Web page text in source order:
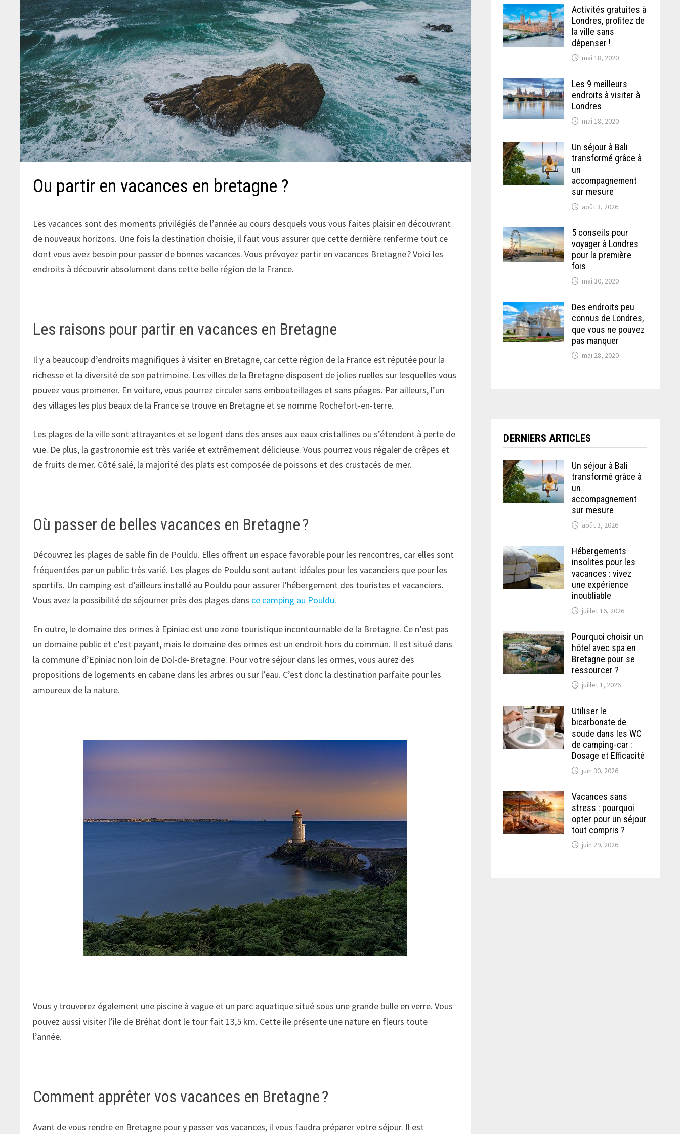
Ou partir en vacances en bretagne ?
Les vacances sont des moments privilégiés de l’année au cours desquels vous vous faites plaisir en découvrant
de nouveaux horizons. Une fois la destination choisie, il faut vous assurer que cette dernière renferme tout ce
dont vous avez besoin pour passer de bonnes vacances. Vous prévoyez partir en vacances Bretagne ? Voici les
endroits à découvrir absolument dans cette belle région de la France.
Les raisons pour partir en vacances en Bretagne
Il y a beaucoup d’endroits magnifiques à visiter en Bretagne, car cette région de la France est réputée pour la
richesse et la diversité de son patrimoine. Les villes de la Bretagne disposent de jolies ruelles sur lesquelles vous
pouvez vous promener. En voiture, vous pourrez circuler sans embouteillages et sans péages. Par ailleurs, l’un
des villages les plus beaux de la France se trouve en Bretagne et se nomme Rochefort-en-terre.
Les plages de la ville sont attrayantes et se logent dans des anses aux eaux cristallines ou s’étendent à perte de
vue. De plus, la gastronomie est très variée et extrêmement délicieuse. Vous pourrez vous régaler de crêpes et
de fruits de mer. Côté salé, la majorité des plats est composée de poissons et des crustacés de mer.
Où passer de belles vacances en Bretagne ?
Découvrez les plages de sable fin de Pouldu. Elles offrent un espace favorable pour les rencontres, car elles sont
fréquentées par un public très varié. Les plages de Pouldu sont autant idéales pour les vacanciers que pour les
sportifs. Un camping est d’ailleurs installé au Pouldu pour assurer l’hébergement des touristes et vacanciers.
Vous avez la possibilité de séjourner près des plages dans ce camping au Pouldu.
En outre, le domaine des ormes à Epiniac est une zone touristique incontournable de la Bretagne. Ce n’est pas
un domaine public et c’est payant, mais le domaine des ormes est un endroit hors du commun. Il est situé dans
la commune d’Epiniac non loin de Dol-de-Bretagne. Pour votre séjour dans les ormes, vous aurez des
propositions de logements en cabane dans les arbres ou sur l’eau. C’est donc la destination parfaite pour les
amoureux de la nature.
Vous y trouverez également une piscine à vague et un parc aquatique situé sous une grande bulle en verre. Vous
pouvez aussi visiter l’ile de Bréhat dont le tour fait 13,5 km. Cette ile présente une nature en fleurs toute
l’année.
Comment apprêter vos vacances en Bretagne ?
Avant de vous rendre en Bretagne pour y passer vos vacances, il vous faudra préparer votre séjour. Il est
Activités gratuites à
Londres, profitez de
la ville sans
dépenser !
mai 18, 2020
Les 9 meilleurs
endroits à visiter à
Londres
mai 18, 2020
Un séjour à Bali
transformé grâce à
un
accompagnement
sur mesure
août 3, 2026
5 conseils pour
voyager à Londres
pour la première
fois
mai 30, 2020
Des endroits peu
connus de Londres,
que vous ne pouvez
pas manquer
mai 28, 2020
DERNIERS ARTICLES
Un séjour à Bali
transformé grâce à
un
accompagnement
sur mesure
août 3, 2026
Hébergements
insolites pour les
vacances : vivez
une expérience
inoubliable
juillet 16, 2026
Pourquoi choisir un
hôtel avec spa en
Bretagne pour se
ressourcer ?
juillet 1, 2026
Utiliser le
bicarbonate de
soude dans les WC
de camping-car :
Dosage et Efficacité
juin 30, 2026
Vacances sans
stress : pourquoi
opter pour un séjour
tout compris ?
juin 29, 2026